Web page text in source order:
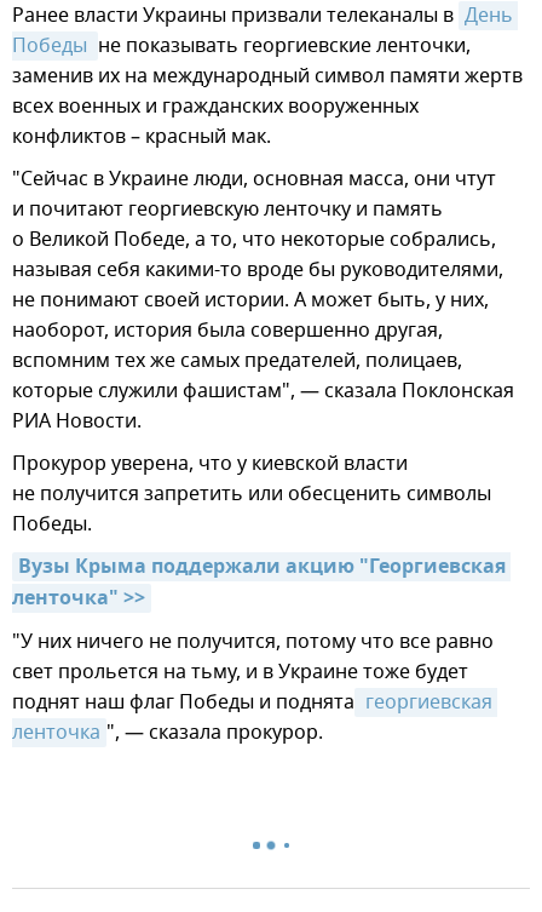
Ранее власти Украины призвали телеканалы в День
Победы не показывать георгиевские ленточки,
заменив их на международный символ памяти жертв
всех военных и гражданских вооруженных
конфликтов – красный мак.
"Сейчас в Украине люди, основная масса, они чтут
и почитают георгиевскую ленточку и память
о Великой Победе, а то, что некоторые собрались,
называя себя какими-то вроде бы руководителями,
не понимают своей истории. А может быть, у них,
наоборот, история была совершенно другая,
вспомним тех же самых предателей, полицаев,
которые служили фашистам", — сказала Поклонская
РИА Новости.
Прокурор уверена, что у киевской власти
не получится запретить или обесценить символы
Победы.
Вузы Крыма поддержали акцию "Георгиевская
ленточка" >>
"У них ничего не получится, потому что все равно
свет прольется на тьму, и в Украине тоже будет
поднят наш флаг Победы и поднята георгиевская
ленточка ", — сказала прокурор.